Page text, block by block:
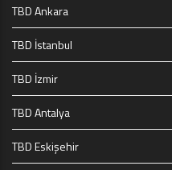
TBD Ankara
TBD İstanbul
TBD İzmir
TBD Antalya
TBD Eskişehir